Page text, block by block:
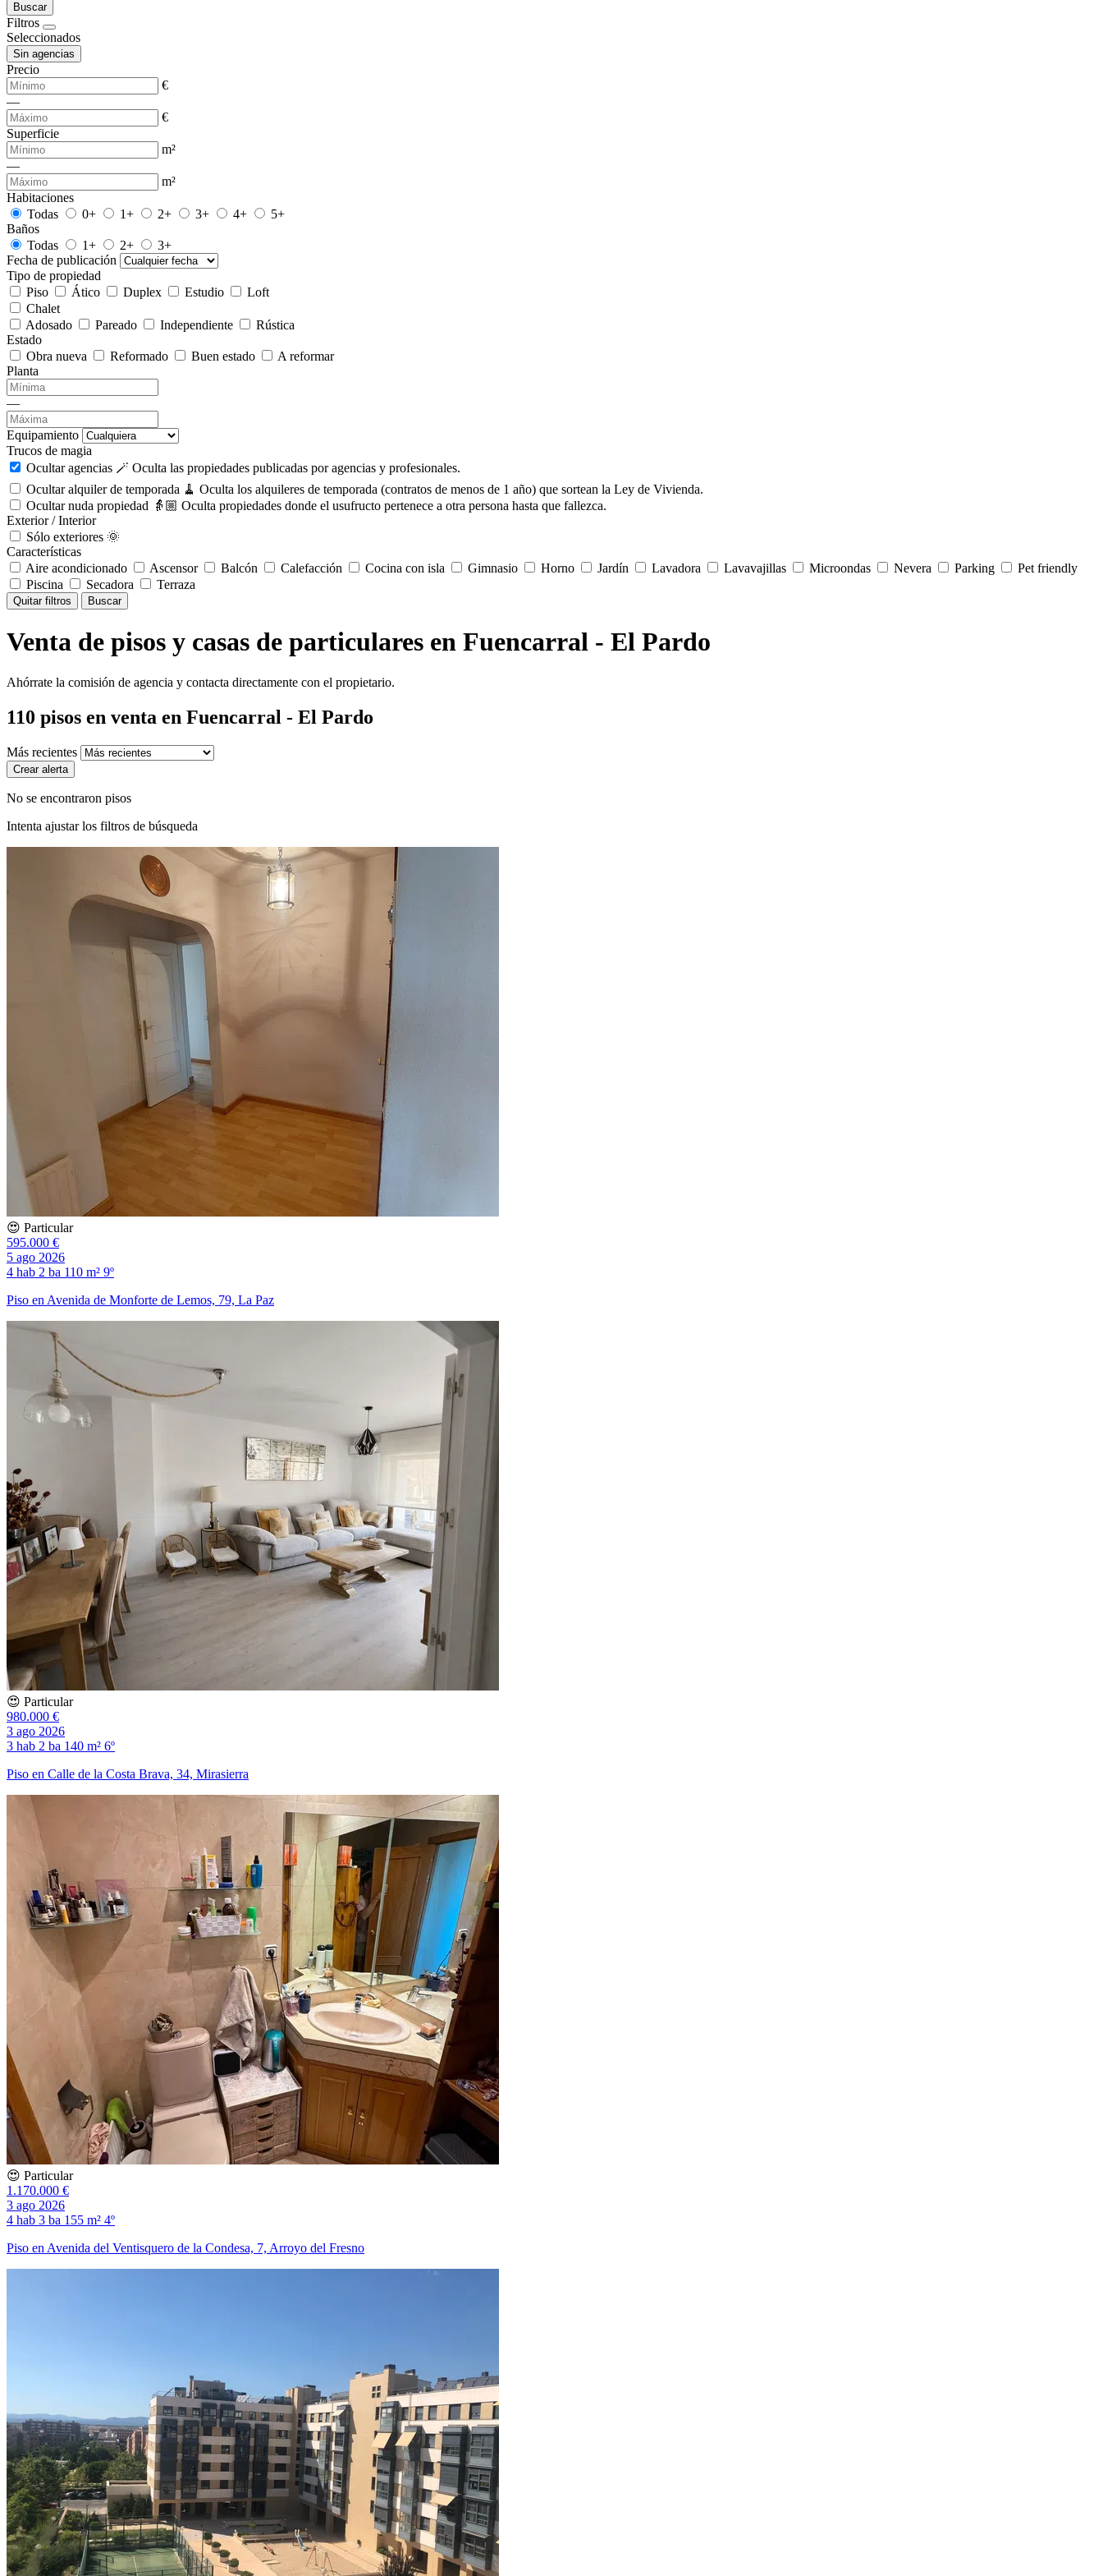
Buscar
Filtros
Seleccionados
Sin agencias
Precio
€
—
€
Superficie
m²
—
m²
Habitaciones
Todas
0+ 1+ 2+ 3+ 4+
5+
Baños
Todas
1+ 2+
3+
Fecha de publicación
Tipo de propiedad
Piso
Ático Duplex Estudio
Loft
Chalet
Adosado
Pareado Independiente
Rústica
Estado
Obra nueva
Reformado Buen estado
A reformar
Planta
—
Equipamiento
Trucos de magia
Ocultar agencias 🪄 Oculta las propiedades publicadas por agencias y profesionales.
Ocultar alquiler de temporada 🧹 Oculta los alquileres de temporada (contratos de menos de 1 año) que sortean la Ley de Vivienda.
Ocultar nuda propiedad 👵🏼 Oculta propiedades donde el usufructo pertenece a otra persona hasta que fallezca.
Exterior / Interior
Sólo exteriores 🌞
Características
Aire acondicionado
Ascensor Balcón Calefacción Cocina con isla Gimnasio Horno Jardín Lavadora Lavavajillas Microondas Nevera Parking
Pet friendly
Piscina
Secadora Terraza
Quitar filtros Buscar
Venta de pisos y casas de particulares en Fuencarral - El Pardo
Ahórrate la comisión de agencia y contacta directamente con el propietario.
110 pisos en venta en Fuencarral - El Pardo
Más recientes
Crear alerta
No se encontraron pisos
Intenta ajustar los filtros de búsqueda
😍 Particular
595.000 €
5 ago 2026
4 hab 2 ba 110 m² 9º
Piso en Avenida de Monforte de Lemos, 79, La Paz
😍 Particular
980.000 €
3 ago 2026
3 hab 2 ba 140 m² 6º
Piso en Calle de la Costa Brava, 34, Mirasierra
😍 Particular
1.170.000 €
3 ago 2026
4 hab 3 ba 155 m² 4º
Piso en Avenida del Ventisquero de la Condesa, 7, Arroyo del Fresno